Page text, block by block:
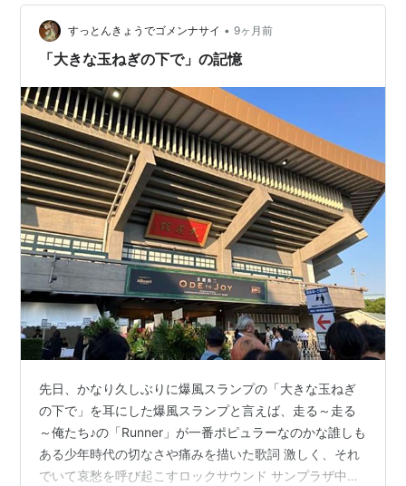
すっとんきょうでゴメンナサイ • 9ヶ月前
「大きな玉ねぎの下で」の記憶
先日、かなり久しぶりに爆風スランプの「大きな玉ねぎ
の下で」を耳にした爆風スランプと言えば、走る～走る
～俺たち♪の「Runner」が一番ポピュラーなのかな誰しも
ある少年時代の切なさや痛みを描いた歌詞 激しく、それ
でいて哀愁を呼び起こすロックサウンド サンプラザ中野